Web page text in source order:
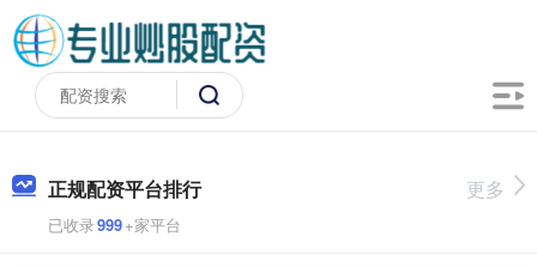
正规配资平台排行
已收录999+家平台
更多